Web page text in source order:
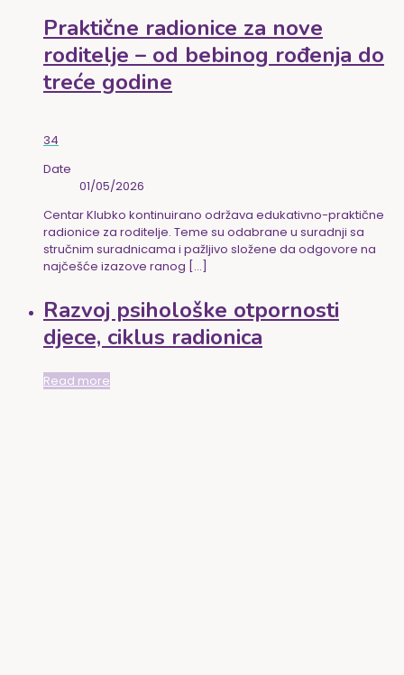
Praktične radionice za nove
roditelje – od bebinog rođenja do
treće godine
34
Date
01/05/2026
Centar Klubko kontinuirano održava edukativno-praktične
radionice za roditelje. Teme su odabrane u suradnji sa
stručnim suradnicama i pažljivo složene da odgovore na
najčešće izazove ranog […]
Razvoj psihološke otpornosti
djece, ciklus radionica
Read more